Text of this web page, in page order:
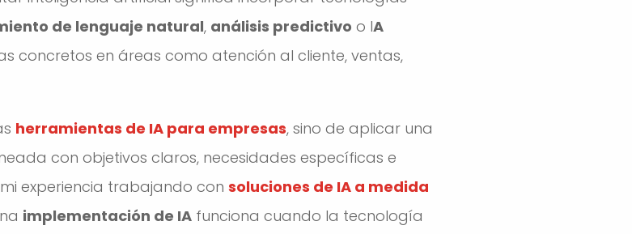
de lenguaje natural, análisis predictivo o IA
concretos en áreas como atención al cliente, ventas,
herramientas de IA para empresas, sino de aplicar una
con objetivos claros, necesidades específicas e
experiencia trabajando con soluciones de IA a medida
implementación de IAfunciona cuando la tecnología